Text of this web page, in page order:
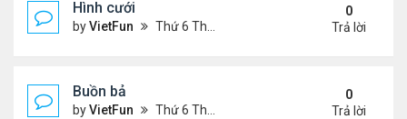
Hình cưới
byVietFun Thứ 6 Tháng 11 05, 2021 3:15 pm
0
Trả lời
Buồn bả
byVietFun Thứ 6 Tháng 11 05, 2021 3:12 pm
0
Trả lời